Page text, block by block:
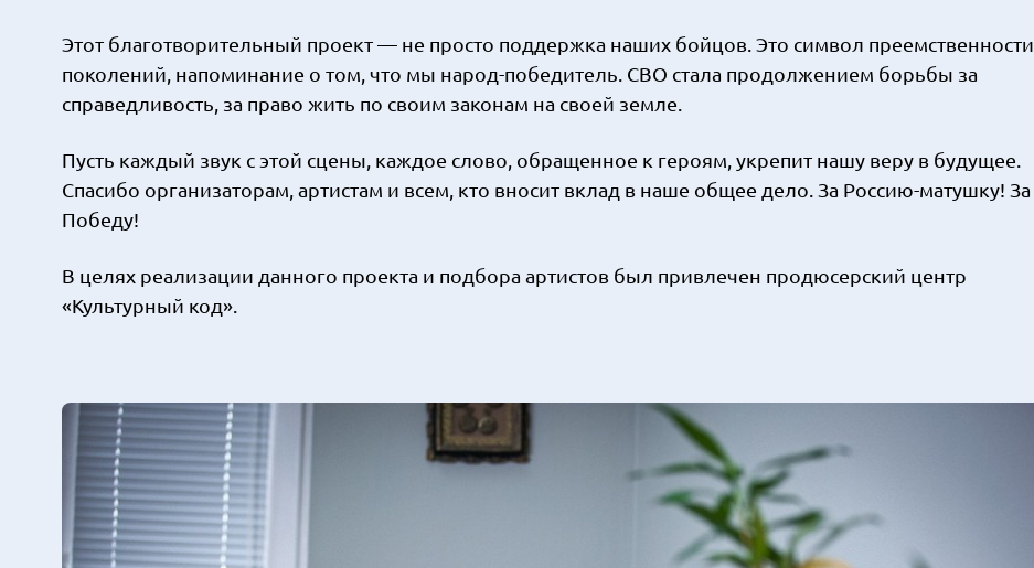
Этот благотворительный проект — не просто поддержка наших бойцов. Это символ преемственности
поколений, напоминание о том, что мы народ-победитель. СВО стала продолжением борьбы за
справедливость, за право жить по своим законам на своей земле.
Пусть каждый звук с этой сцены, каждое слово, обращенное к героям, укрепит нашу веру в будущее.
Спасибо организаторам, артистам и всем, кто вносит вклад в наше общее дело. За Россию-матушку! За
Победу!
В целях реализации данного проекта и подбора артистов был привлечен продюсерский центр
«Культурный код».